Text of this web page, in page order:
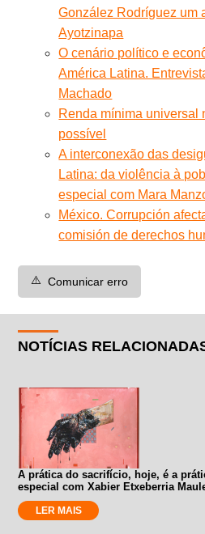
González Rodríguez um
Ayotzinapa
O cenário político e
América Latina.
Machado
Renda mínima universal
possível
A interconexão das
Latina: da violência à
especial com Mara
México. Corrupción
comisión de derechos
⚠️ Comunicar erro
NOTÍCIAS
A prática do sacrifício, hoje, é a
especial com Xabier Etxeberria
LER MAIS